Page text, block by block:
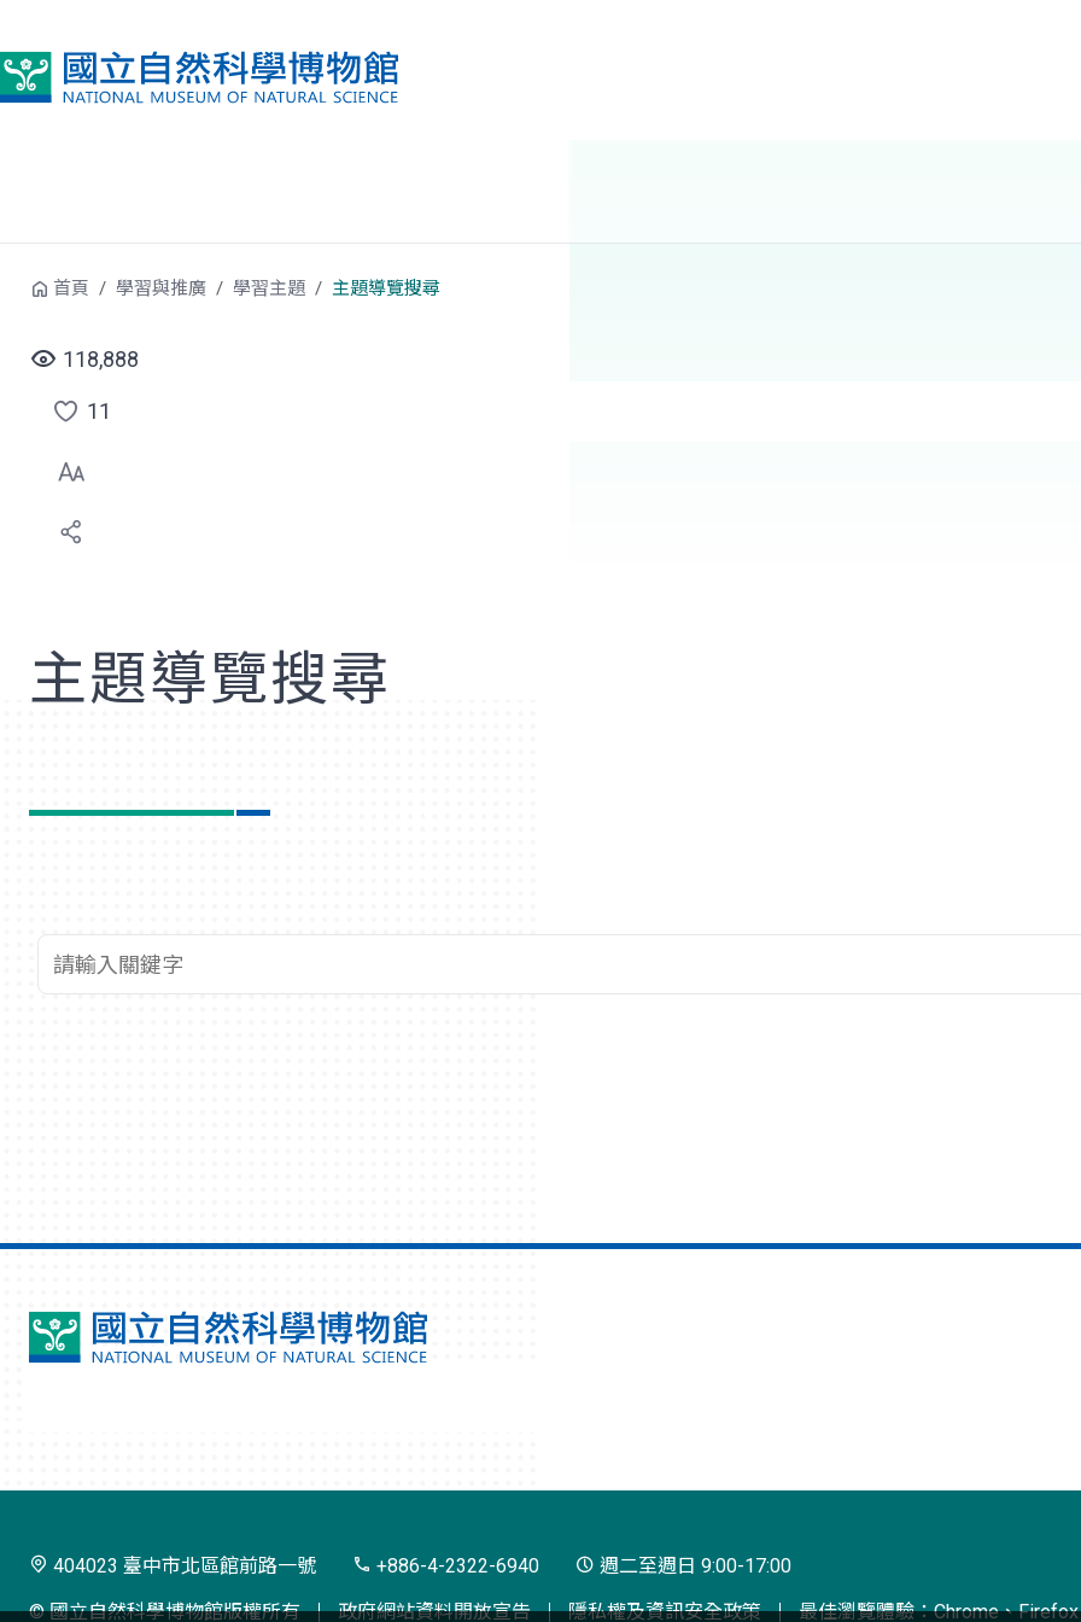
首頁 學習與推廣 學習主題 主題導覽搜尋
118,888
點
選
喜
11
主題導覽搜尋
查詢關鍵字
國
404023 臺中市北區館前路一號 +886-4-2322-6940
週二至週日 9:00-17:00
© 國立自然科學博物館版權所有
政府網站資料開放宣告 隱私權及資訊安全政策 最佳瀏覽體驗：Chrome、